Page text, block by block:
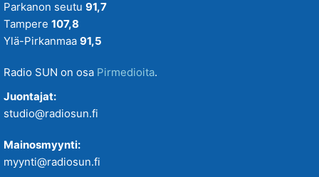
Parkanon seutu 91,7
Tampere 107,8
Ylä-Pirkanmaa 91,5
Radio SUN on osa Pirmedioita.
Juontajat:
studio@radiosun.fi
Mainosmyynti:
myynti@radiosun.fi